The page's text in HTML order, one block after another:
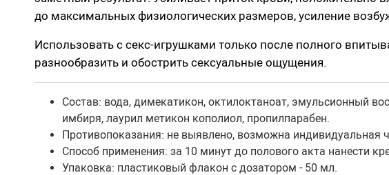
Анальные игрушки
Пробки, втулки
Цепочки и бусы
Со стразами, хвостики
Насадки для двойного проникновения
С римминг эффектом
Массажеры простаты
Насадки для двойного
Насадки на палец
Шарики вагинальные
до максимальных физиологических размеров, усиление
Использовать с секс-игрушками только после полного
разнообразить и обострить сексуальные ощущения.
Состав: вода, димекатикон, октилоктаноат, эмульсионный
имбиря, лаурил метикон кополиол, пропилпарабен.
Противопоказания: не выявлено, возможна индивидуальная
Способ применения: за 10 минут до полового акта нанести
Упаковка: пластиковый флакон с дозатором - 50 мл.